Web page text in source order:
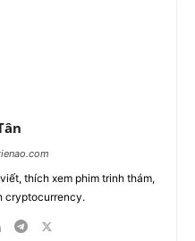
thích xem phim trinh thám,
cryptocurrency.